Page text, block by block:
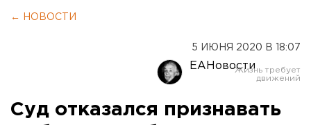
← НОВОСТИ
5 ИЮНЯ 2020 В 18:07
ЕАНовости
Суд отказался признавать